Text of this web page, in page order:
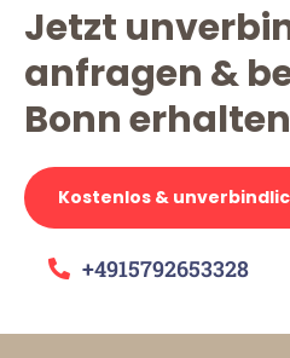
Jetzt
anfragen &
Bonn
Kostenlos &
+4915792653328